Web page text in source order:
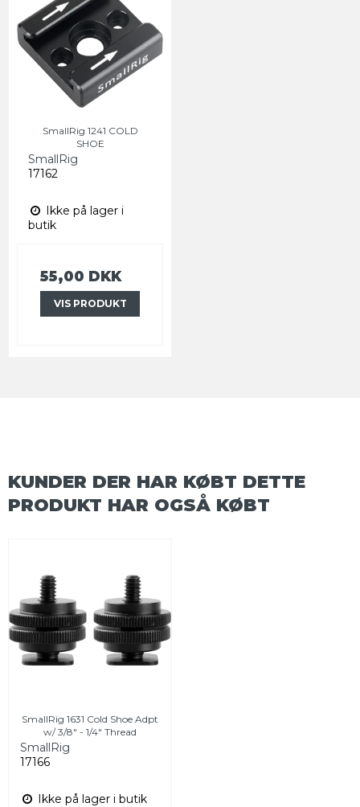
SmallRig 1241 COLD
SHOE
SmallRig
17162
Ikke på lager i
butik
55,00 DKK
VIS PRODUKT
KUNDER DER HAR KØBT DETTE
PRODUKT HAR OGSÅ KØBT
SmallRig 1631 Cold Shoe Adpt
w/ 3/8" - 1/4" Thread
SmallRig
17166
Ikke på lager i butik